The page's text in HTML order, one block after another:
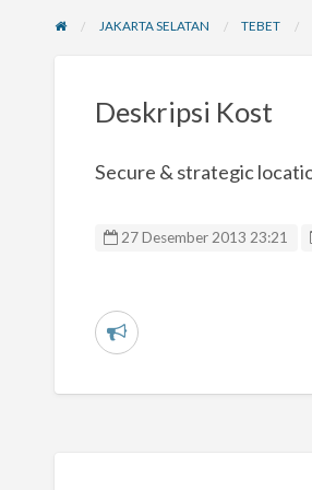
JAKARTA SELATAN TEBET
Deskripsi Kost
Secure & strategic
27 Desember 2013 23:21
L